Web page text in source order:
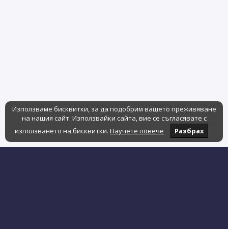
Използваме бисквитки, за да подобрим вашето преживяване
на нашия сайт. Използвайки сайта, вие се съгласявате с
използването на бисквитки. Научете повече Разбрах